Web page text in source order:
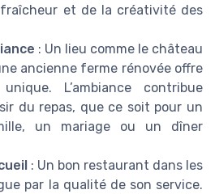
et de la créativité des
: Un lieu comme le château
ancienne ferme rénovée offre
L’ambiance contribue
du repas, que ce soit pour un
un mariage ou un dîner
: Un bon restaurant dans les
par la qualité de son service.